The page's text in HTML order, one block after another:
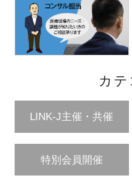
カテ
LINK-J主催・共催
特別会員開催